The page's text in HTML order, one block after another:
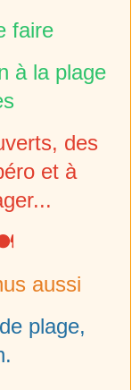
faire
à la plage
des
et à
aussi
plage,